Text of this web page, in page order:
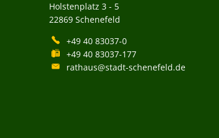
Holstenplatz 3 - 5
22869 Schenefeld
+49 40 83037-0
+49 40 83037-177
rathaus@stadt-schenefeld.de